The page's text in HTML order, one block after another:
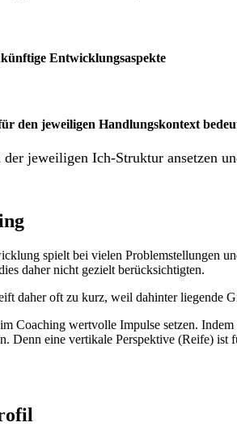
Entwicklungsaspekte
den jeweiligen Handlungskontext
jeweiligen Ich-Struktur ansetzen
spielt bei vielen Problem­stellungen
daher nicht gezielt berücksichtigten.
daher oft zu kurz, weil dahinter liegende
Coaching wertvolle Impulse setzen.
Denn eine vertikale Perspektive (Reife)